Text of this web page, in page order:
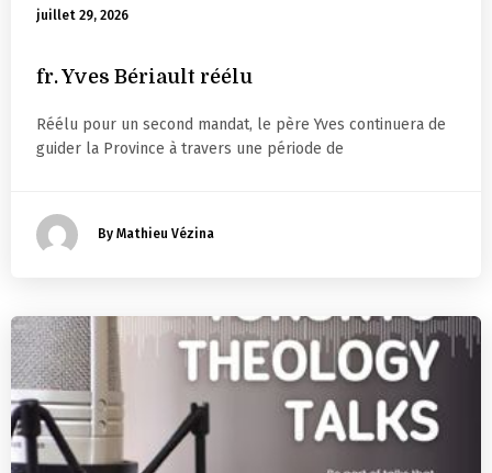
juillet 29, 2026
fr. Yves Bériault réélu
Réélu pour un second mandat, le père Yves continuera de
guider la Province à travers une période de
By Mathieu Vézina